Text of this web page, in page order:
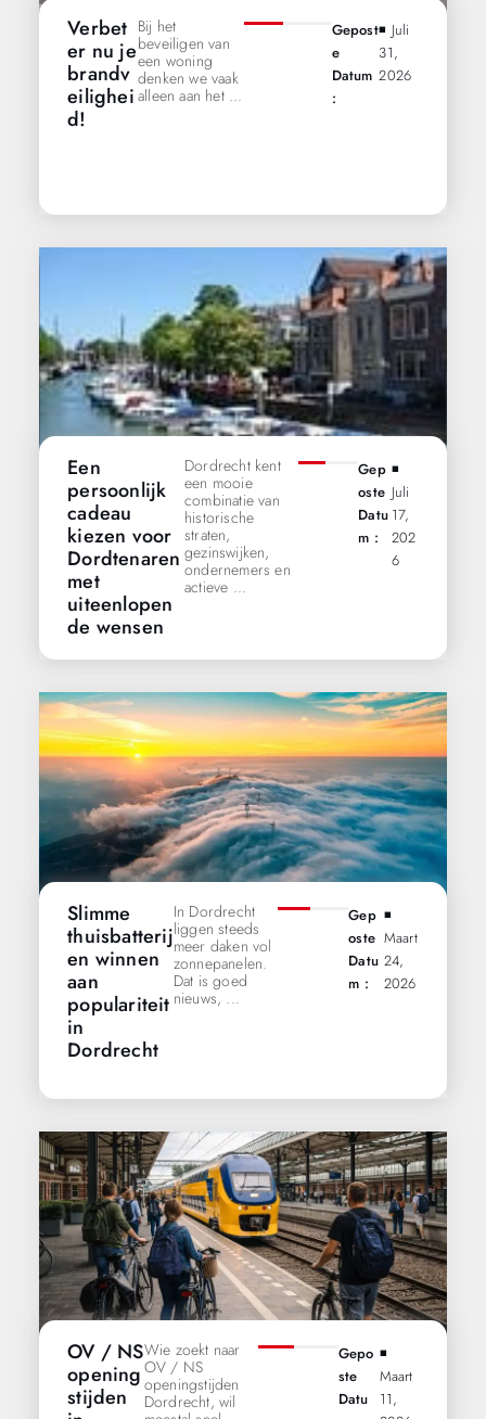
Verbet
er nu je
brandv
eilighei
d!
Bij het
beveiligen van
een woning
denken we vaak
alleen aan het ...
Gepost
E
Datum
:
◾️ Juli
31,
2026
Een
persoonlijk
cadeau
kiezen voor
Dordtenaren
met
uiteenlopen
de wensen
Dordrecht kent
een mooie
combinatie van
historische
straten,
gezinswijken,
ondernemers en
actieve ...
Gep
Oste
Datu
M :
◾️
Juli
17,
202
6
Slimme
thuisbatterij
en winnen
aan
populariteit
in
Dordrecht
In Dordrecht
liggen steeds
meer daken vol
zonnepanelen.
Dat is goed
nieuws, ...
Gep
Oste
Datu
M :
◾️
Maart
24,
2026
OV / NS
opening
stijden
Wie zoekt naar
OV / NS
openingstijden
Dordrecht, wil
Gepo
Ste
Datu
◾️
Maart
11,